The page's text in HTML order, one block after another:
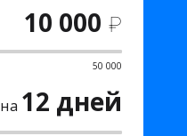
10 000 ₽
50 000
на 12 дней